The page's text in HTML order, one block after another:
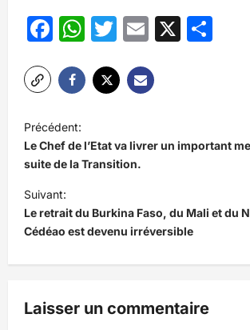
Facebook
WhatsApp
Twitter
Email
X
N
a
v
i
g
a
t
o
Précédent:
Le Chef de l’Etat va livrer un important
suite de la Transition.
Suivant:
Le retrait du Burkina Faso, du Mali et du
Cédéao est devenu irréversible
Laisser un commentaire